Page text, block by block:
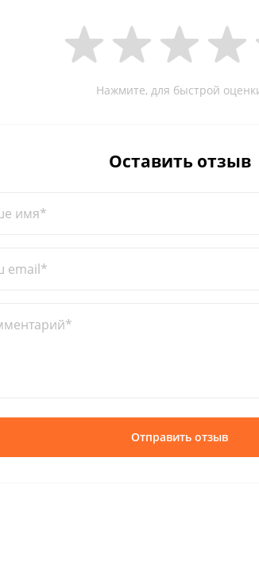
Нажмите, для быстрой
Оставить отзыв
имя*
email*
Отправить отзыв